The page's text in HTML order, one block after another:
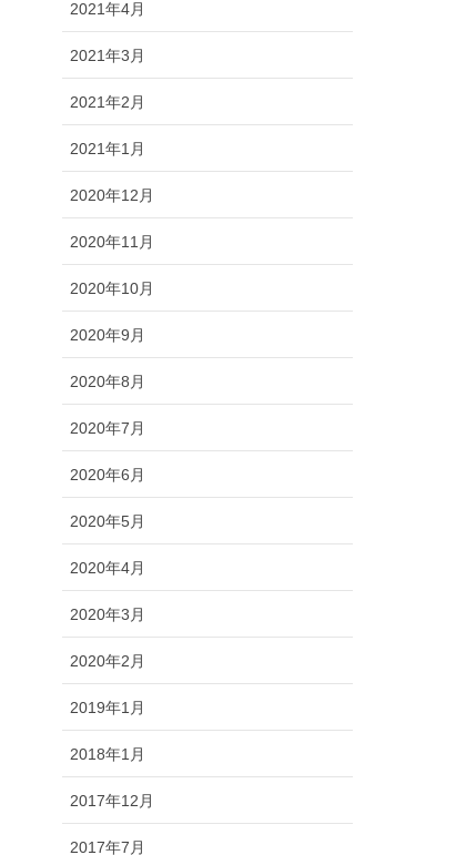
2021年4月
2021年3月
2021年2月
2021年1月
2020年12月
2020年11月
2020年10月
2020年9月
2020年8月
2020年7月
2020年6月
2020年5月
2020年4月
2020年3月
2020年2月
2019年1月
2018年1月
2017年12月
2017年7月